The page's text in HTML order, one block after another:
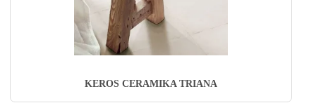
KEROS CERAMIKA TRIANA